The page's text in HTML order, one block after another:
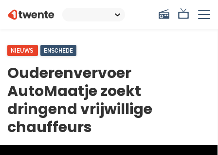
NIEUWS ENSCHEDE
Ouderenvervoer
AutoMaatje zoekt
dringend vrijwillige
chauffeurs